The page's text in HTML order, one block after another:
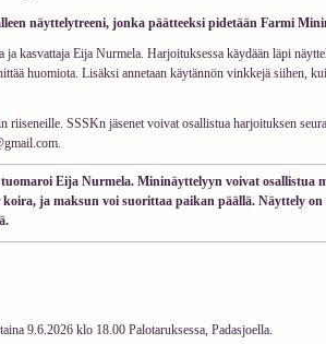
näyttelytreeni, jonka päätteeksi pidetään Farmi
kasvattaja Eija Nurmela. Harjoituksessa käydään läpi
huomiota. Lisäksi annetaan käytännön vinkkejä siihen,
SSSKn jäsenet voivat osallistua harjoituksen
Eija Nurmela. Mininäyttelyyn voivat osallistua
ja maksun voi suorittaa paikan päällä. Näyttely
9.6.2026 klo 18.00 Palotaruksessa, Padasjoella.